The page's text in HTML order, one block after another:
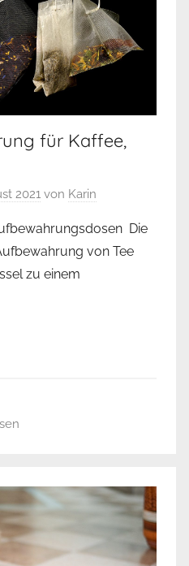
für Kaffee,
2021 von Karin
Die
von Tee
zu einem